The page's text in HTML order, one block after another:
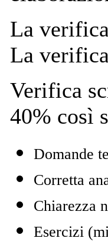
La
La
Verifica
40% così
Domande
Corretta
Chiarezza
Esercizi